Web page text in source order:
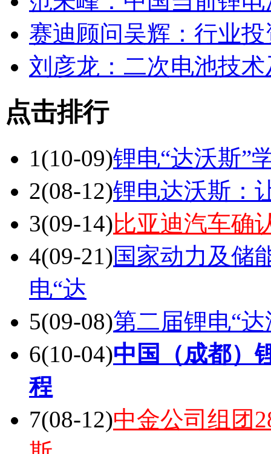
中科招商朱保华：中
范未峰：中国当前锂
赛迪顾问吴辉：行业
刘彦龙：二次电池技
点击排行
1(10-09)锂电“达沃斯”
2(08-12)锂电达沃斯：
3(09-14)比亚迪汽车确
4(09-21)
国家动力及储
电“达
5(09-08)第二届锂电“
6(10-04)
中国（成都）
程